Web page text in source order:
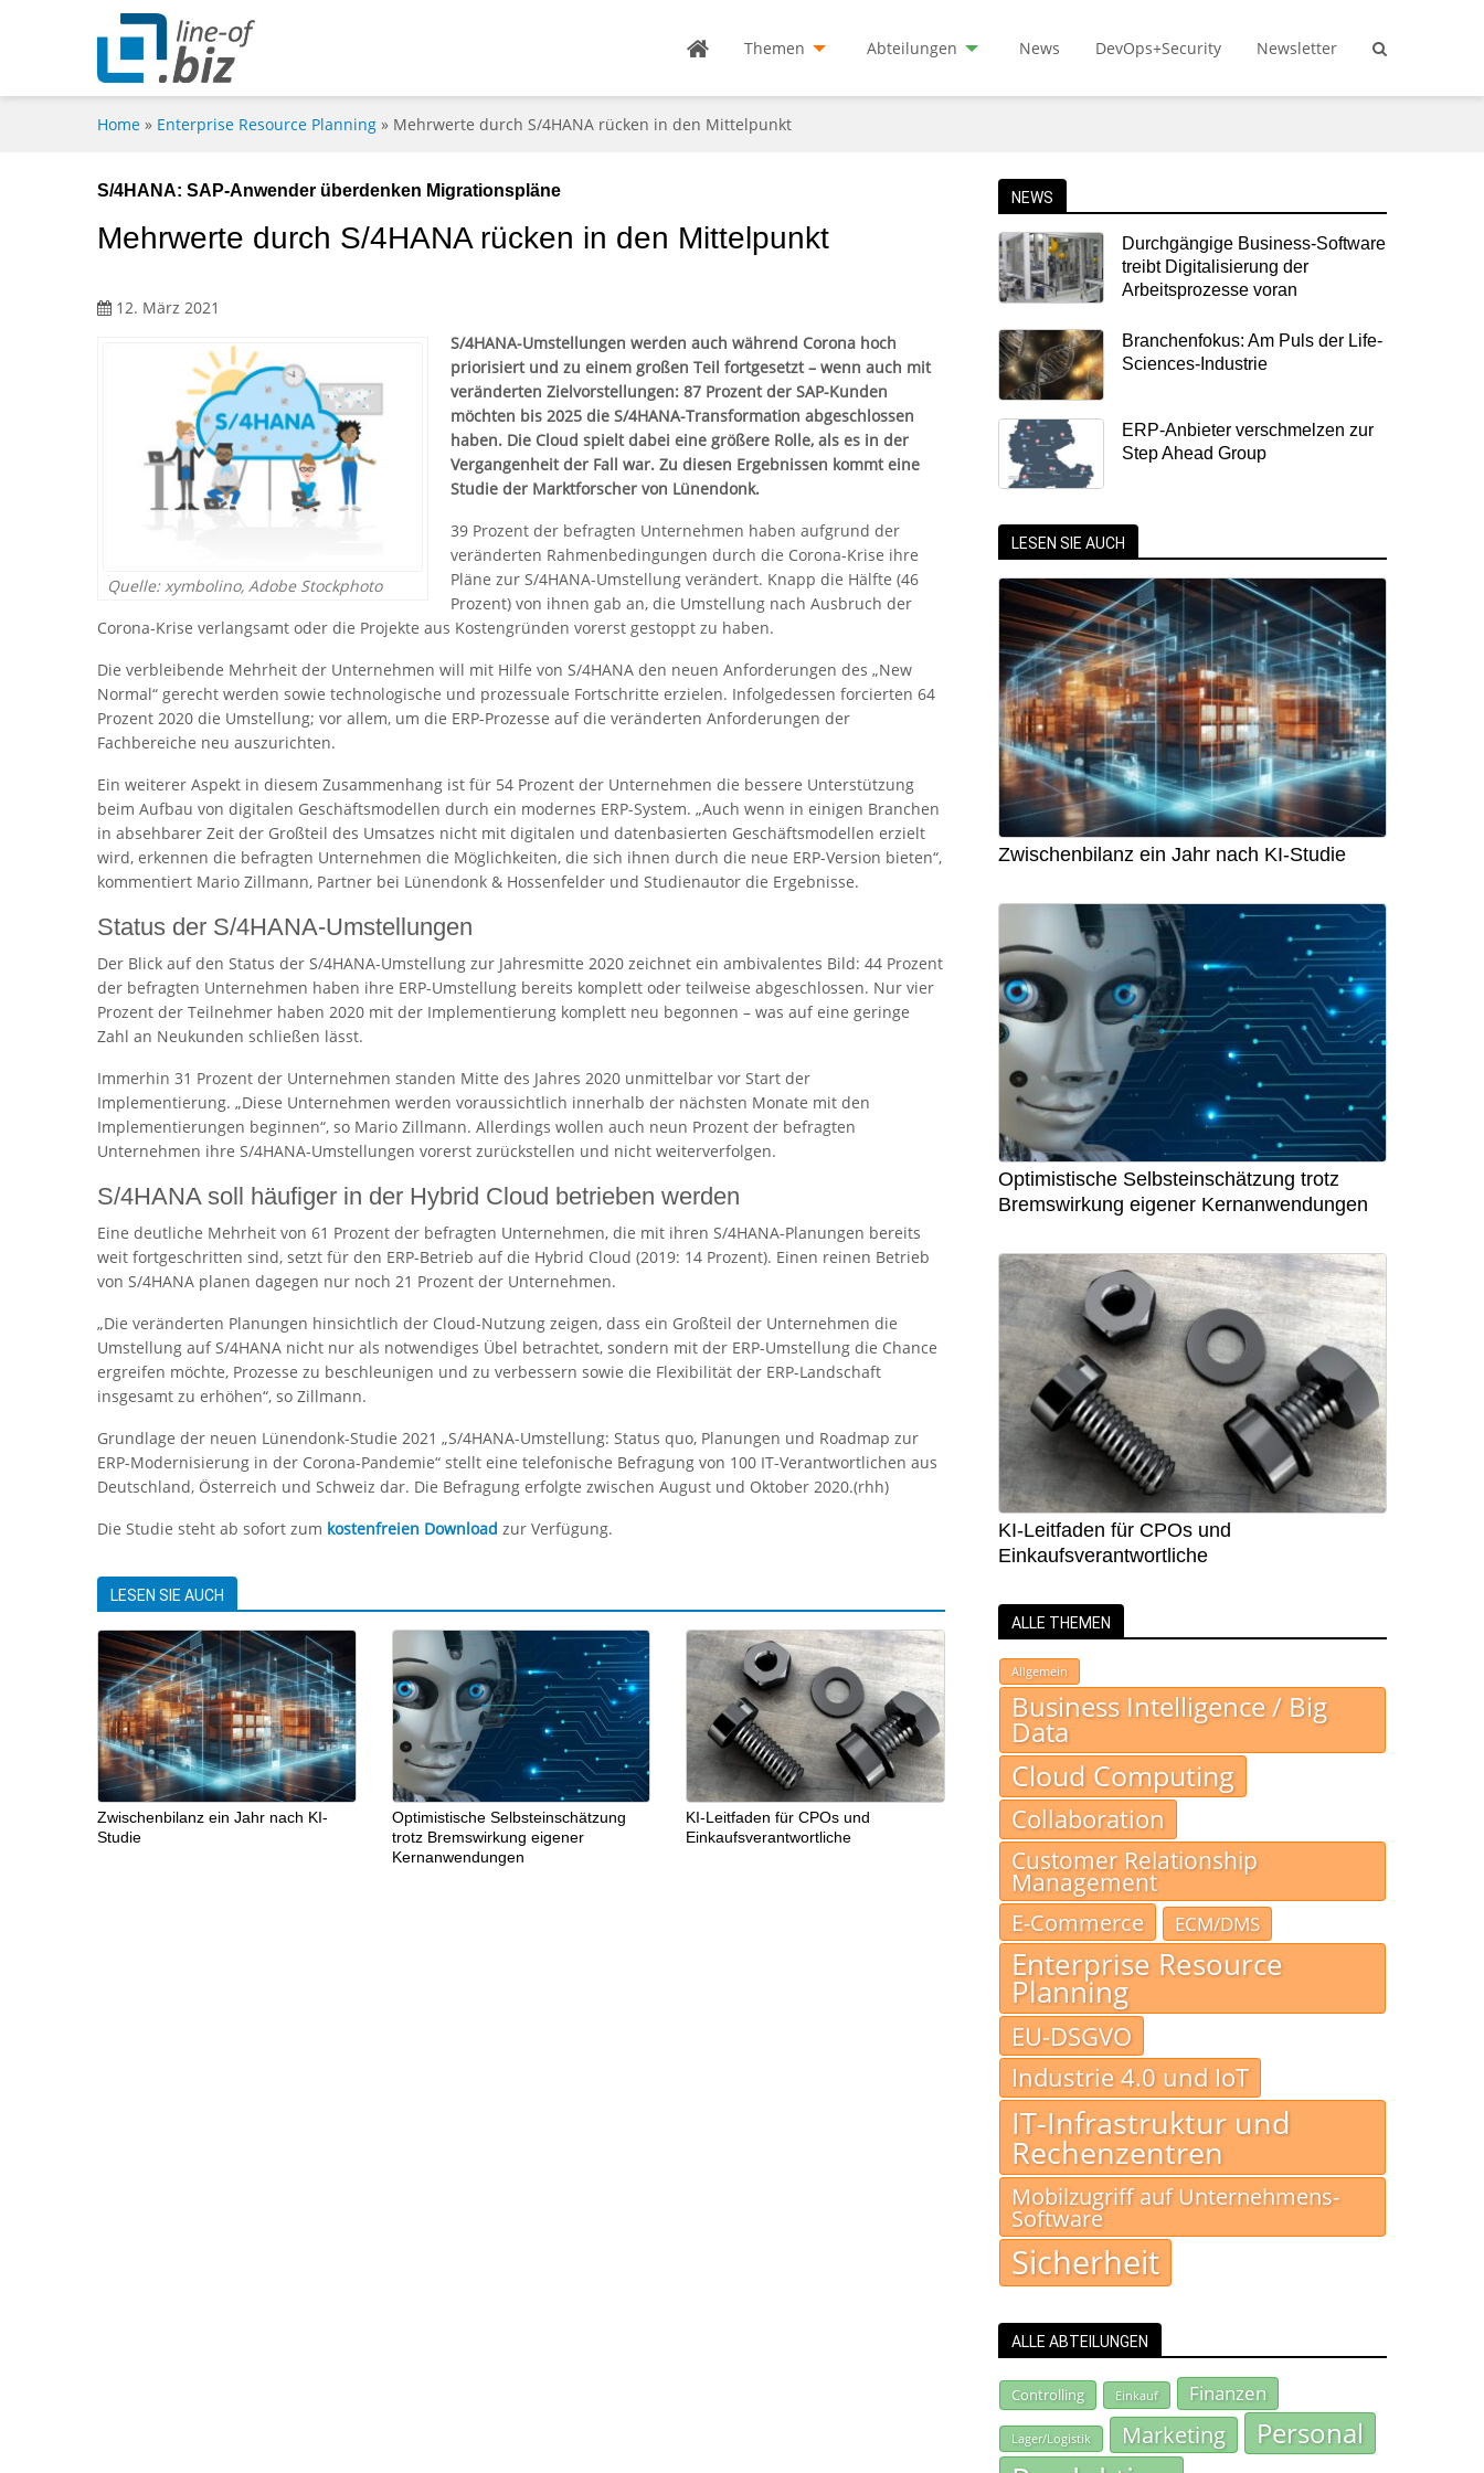
Themen Abteilungen News DevOps+Security Newsletter
Home » Enterprise Resource Planning » Mehrwerte durch S/4HANA rücken in den Mittelpunkt
S/4HANA: SAP-Anwender überdenken Migrationspläne
Mehrwerte durch S/4HANA rücken in den Mittelpunkt
12. März 2021
Quelle: xymbolino, Adobe Stockphoto
S/4HANA-Umstellungen werden auch während Corona hoch
priorisiert und zu einem großen Teil fortgesetzt – wenn auch mit
veränderten Zielvorstellungen: 87 Prozent der SAP-Kunden
möchten bis 2025 die S/4HANA-Transformation abgeschlossen
haben. Die Cloud spielt dabei eine größere Rolle, als es in der
Vergangenheit der Fall war. Zu diesen Ergebnissen kommt eine
Studie der Marktforscher von Lünendonk.
39 Prozent der befragten Unternehmen haben aufgrund der
veränderten Rahmenbedingungen durch die Corona-Krise ihre
Pläne zur S/4HANA-Umstellung verändert. Knapp die Hälfte (46
Prozent) von ihnen gab an, die Umstellung nach Ausbruch der
Corona-Krise verlangsamt oder die Projekte aus Kostengründen vorerst gestoppt zu haben.
Die verbleibende Mehrheit der Unternehmen will mit Hilfe von S/4HANA den neuen Anforderungen des „New
Normal“ gerecht werden sowie technologische und prozessuale Fortschritte erzielen. Infolgedessen forcierten 64
Prozent 2020 die Umstellung; vor allem, um die ERP-Prozesse auf die veränderten Anforderungen der
Fachbereiche neu auszurichten.
Ein weiterer Aspekt in diesem Zusammenhang ist für 54 Prozent der Unternehmen die bessere Unterstützung
beim Aufbau von digitalen Geschäftsmodellen durch ein modernes ERP-System. „Auch wenn in einigen Branchen
in absehbarer Zeit der Großteil des Umsatzes nicht mit digitalen und datenbasierten Geschäftsmodellen erzielt
wird, erkennen die befragten Unternehmen die Möglichkeiten, die sich ihnen durch die neue ERP-Version bieten“,
kommentiert Mario Zillmann, Partner bei Lünendonk & Hossenfelder und Studienautor die Ergebnisse.
Status der S/4HANA-Umstellungen
Der Blick auf den Status der S/4HANA-Umstellung zur Jahresmitte 2020 zeichnet ein ambivalentes Bild: 44 Prozent
der befragten Unternehmen haben ihre ERP-Umstellung bereits komplett oder teilweise abgeschlossen. Nur vier
Prozent der Teilnehmer haben 2020 mit der Implementierung komplett neu begonnen – was auf eine geringe
Zahl an Neukunden schließen lässt.
Immerhin 31 Prozent der Unternehmen standen Mitte des Jahres 2020 unmittelbar vor Start der
Implementierung. „Diese Unternehmen werden voraussichtlich innerhalb der nächsten Monate mit den
Implementierungen beginnen“, so Mario Zillmann. Allerdings wollen auch neun Prozent der befragten
Unternehmen ihre S/4HANA-Umstellungen vorerst zurückstellen und nicht weiterverfolgen.
S/4HANA soll häufiger in der Hybrid Cloud betrieben werden
Eine deutliche Mehrheit von 61 Prozent der befragten Unternehmen, die mit ihren S/4HANA-Planungen bereits
weit fortgeschritten sind, setzt für den ERP-Betrieb auf die Hybrid Cloud (2019: 14 Prozent). Einen reinen Betrieb
von S/4HANA planen dagegen nur noch 21 Prozent der Unternehmen.
„Die veränderten Planungen hinsichtlich der Cloud-Nutzung zeigen, dass ein Großteil der Unternehmen die
Umstellung auf S/4HANA nicht nur als notwendiges Übel betrachtet, sondern mit der ERP-Umstellung die Chance
ergreifen möchte, Prozesse zu beschleunigen und zu verbessern sowie die Flexibilität der ERP-Landschaft
insgesamt zu erhöhen“, so Zillmann.
Grundlage der neuen Lünendonk-Studie 2021 „S/4HANA-Umstellung: Status quo, Planungen und Roadmap zur
ERP-Modernisierung in der Corona-Pandemie“ stellt eine telefonische Befragung von 100 IT-Verantwortlichen aus
Deutschland, Österreich und Schweiz dar. Die Befragung erfolgte zwischen August und Oktober 2020.(rhh)
Die Studie steht ab sofort zum kostenfreien Download zur Verfügung.
LESEN SIE AUCH
Zwischenbilanz ein Jahr nach KI-
Studie
Optimistische Selbsteinschätzung
trotz Bremswirkung eigener
Kernanwendungen
KI-Leitfaden für CPOs und
Einkaufsverantwortliche
NEWS
Durchgängige Business-Software
treibt Digitalisierung der
Arbeitsprozesse voran
Branchenfokus: Am Puls der Life-
Sciences-Industrie
ERP-Anbieter verschmelzen zur
Step Ahead Group
LESEN SIE AUCH
Zwischenbilanz ein Jahr nach KI-Studie
Optimistische Selbsteinschätzung trotz
Bremswirkung eigener Kernanwendungen
KI-Leitfaden für CPOs und
Einkaufsverantwortliche
ALLE THEMEN
Allgemein
Business Intelligence / Big
Data
Cloud Computing
Collaboration
Customer Relationship
Management
E-Commerce
ECM/DMS
Enterprise Resource
Planning
EU-DSGVO
Industrie 4.0 und IoT
IT-Infrastruktur und
Rechenzentren
Mobilzugriff auf Unternehmens-
Software
Sicherheit
ALLE ABTEILUNGEN
Controlling Einkauf Finanzen
Lager/Logistik Marketing Personal